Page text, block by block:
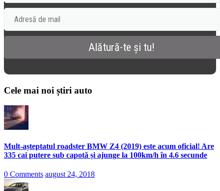
Cele mai noi știri auto
Mult-așteptatul roadster BMW Z4 (2019) este acum oficial! Are
335 cai putere sub capotă și ajunge la 100km/h în 4.6 secunde
0 Comments august 24, 2018